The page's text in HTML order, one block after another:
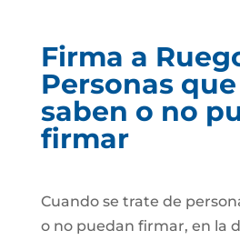
Firma a
Personas
saben o no
firmar
Cuando se trate de
o no puedan firmar, en la